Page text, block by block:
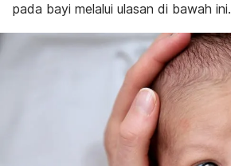
pada bayi melalui ulasan di bawah ini.